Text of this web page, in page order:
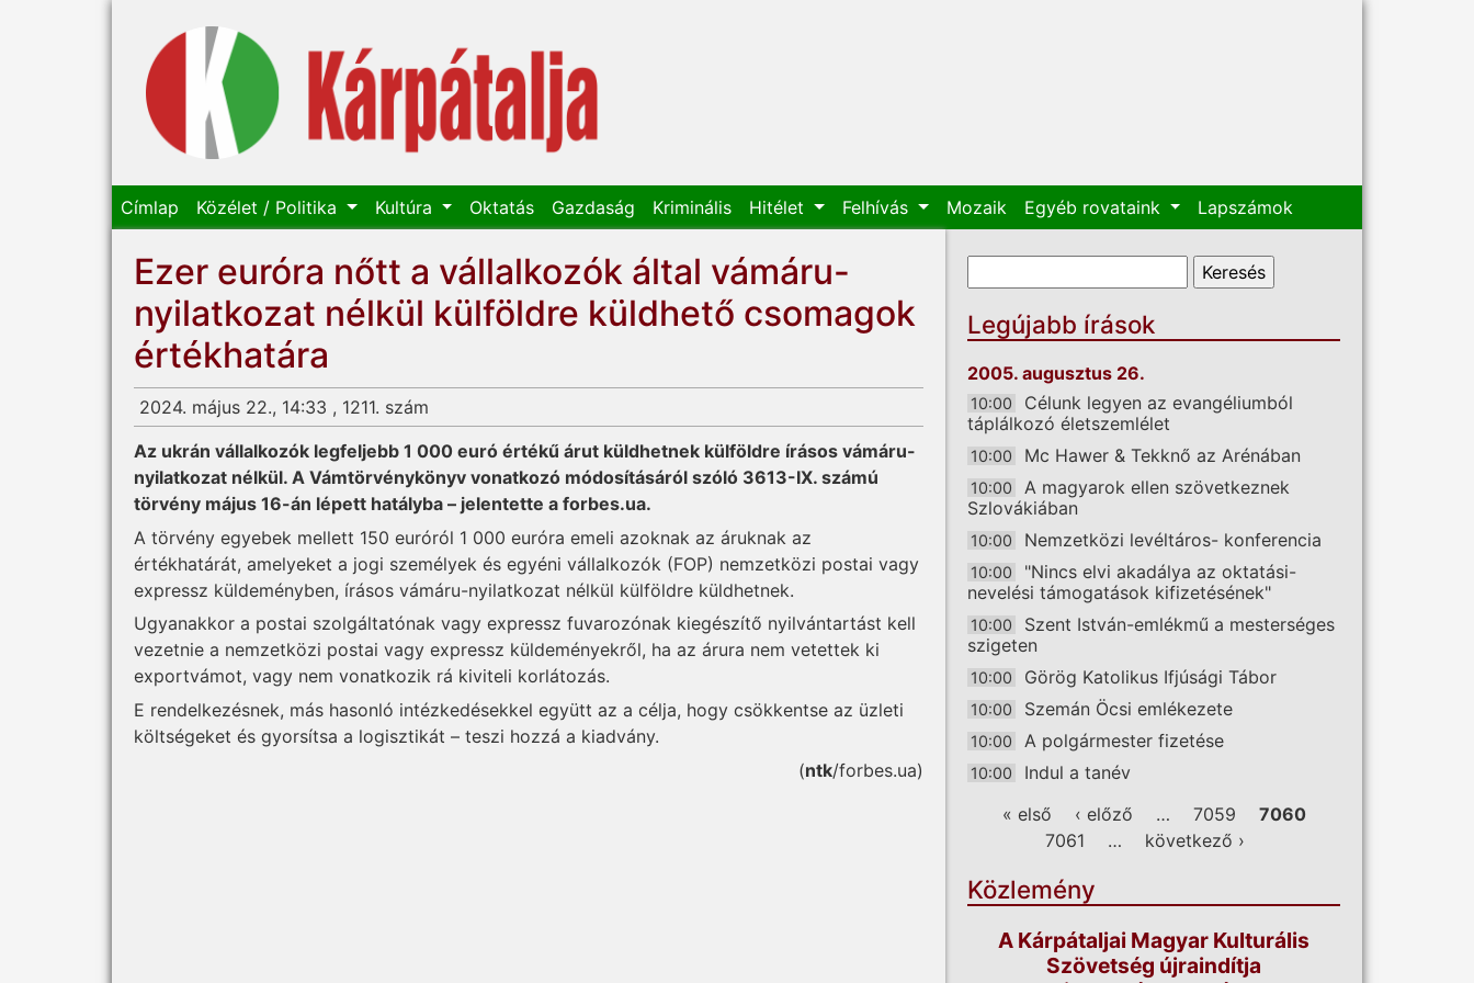
Címlap Közélet / Politika Kultúra Oktatás Gazdaság Kriminális Hitélet Felhívás Mozaik Egyéb rovataink Lapszámok
Ezer euróra nőtt a vállalkozók által vámáru-
nyilatkozat nélkül külföldre küldhető csomagok
értékhatára
2024. május 22., 14:33 , 1211. szám
Az ukrán vállalkozók legfeljebb 1 000 euró értékű árut küldhetnek külföldre írásos vámáru-
nyilatkozat nélkül. A Vámtörvénykönyv vonatkozó módosításáról szóló 3613-IX. számú
törvény május 16-án lépett hatályba – jelentette a forbes.ua.
A törvény egyebek mellett 150 euróról 1 000 euróra emeli azoknak az áruknak az
értékhatárát, amelyeket a jogi személyek és egyéni vállalkozók (FOP) nemzetközi postai vagy
expressz küldeményben, írásos vámáru-nyilatkozat nélkül külföldre küldhetnek.
Ugyanakkor a postai szolgáltatónak vagy expressz fuvarozónak kiegészítő nyilvántartást kell
vezetnie a nemzetközi postai vagy expressz küldeményekről, ha az árura nem vetettek ki
exportvámot, vagy nem vonatkozik rá kiviteli korlátozás.
E rendelkezésnek, más hasonló intézkedésekkel együtt az a célja, hogy csökkentse az üzleti
költségeket és gyorsítsa a logisztikát – teszi hozzá a kiadvány.
(ntk/forbes.ua)
Keresés űrlap
Legújabb írások
2005. augusztus 26.
10:00
Célunk legyen az evangéliumból
táplálkozó életszemlélet
10:00 Mc Hawer & Tekknő az Arénában
10:00
A magyarok ellen szövetkeznek
Szlovákiában
10:00 Nemzetközi levéltáros- konferencia
10:00
"Nincs elvi akadálya az oktatási-
nevelési támogatások kifizetésének"
10:00
Szent István-emlékmű a mesterséges
szigeten
10:00 Görög Katolikus Ifjúsági Tábor
10:00 Szemán Öcsi emlékezete
10:00 A polgármester fizetése
10:00 Indul a tanév
Oldalak
« első ‹ előző … 7059
7060
7061
… következő ›
Közlemény
A Kárpátaljai Magyar Kulturális
Szövetség újraindítja